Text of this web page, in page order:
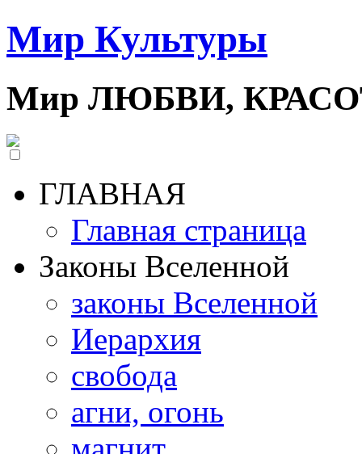
Мир Культуры
Мир ЛЮБВИ,
ГЛАВНАЯ
Главная страница
Законы Вселенной
законы Вселенной
Иерархия
свобода
агни, огонь